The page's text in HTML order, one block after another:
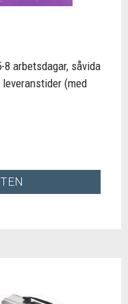
8 arbetsdagar, såvida
(med